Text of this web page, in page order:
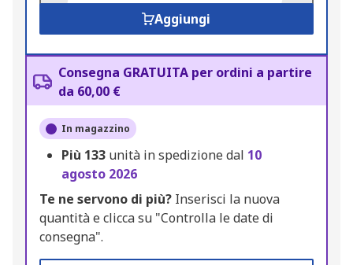
Aggiungi
Consegna GRATUITA per ordini a partire
da 60,00 €
In magazzino
Più 133 unità in spedizione dal 10
agosto 2026
Te ne servono di più? Inserisci la nuova
quantità e clicca su "Controlla le date di
consegna".